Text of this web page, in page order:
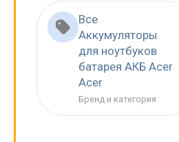
Все
Аккумуляторы
для ноутбуков
батарея АКБ Acer
Acer
Бренд и категория